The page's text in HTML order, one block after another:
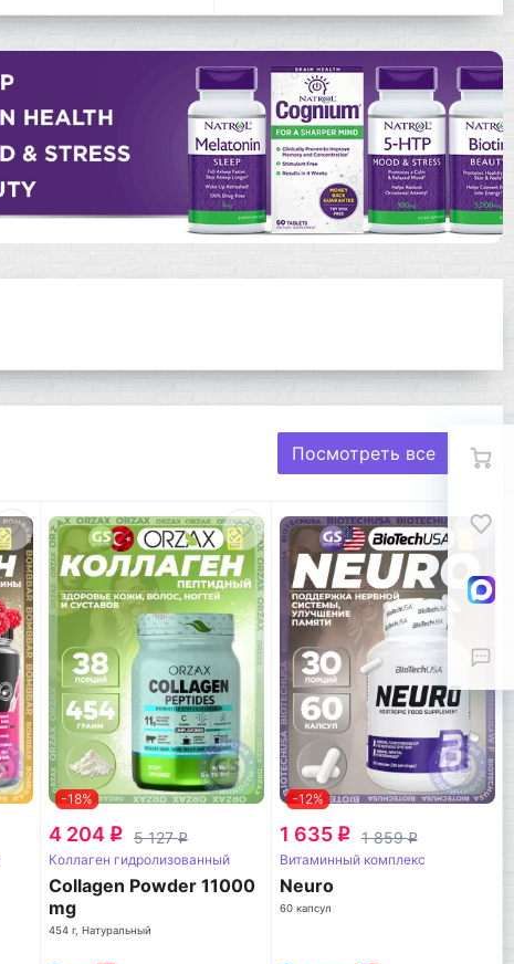
Посмотреть все
-18%
4 204 q 5 127q
Коллаген гидролизованный
Collagen Powder 11000
mg
454 г, Натуральный
-12%
1 635 q 1 859q
Витаминный комплекс
Neuro
60 капсул